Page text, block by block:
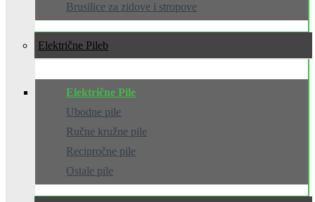
Brusilice za zidove i stropove
Električne Pile
Električne Pile
Ubodne pile
Ručne kružne pile
Recipročne pile
Ostale pile